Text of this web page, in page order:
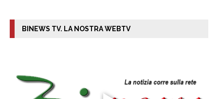
BINEWS TV. LA NOSTRA WEBTV